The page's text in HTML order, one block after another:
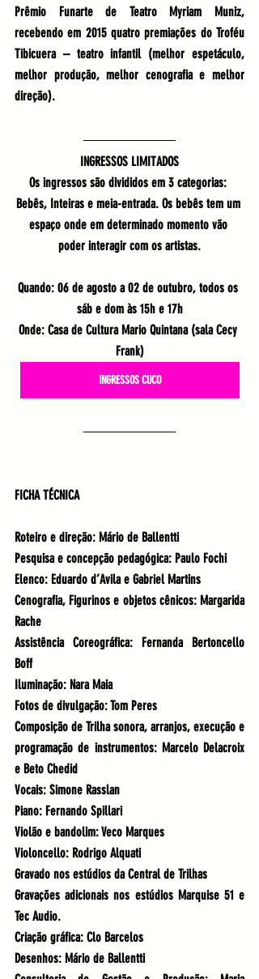
Prêmio Funarte de Teatro Myriam Muniz,
recebendo em 2015 quatro premiações do Troféu
Tibicuera – teatro infantil (melhor espetáculo,
melhor produção, melhor cenografia e melhor
direção).
INGRESSOS LIMITADOS
Os ingressos são divididos em 3 categorias:
Bebês, Inteiras e meia-entrada. Os bebês tem um
espaço onde em determinado momento vão
poder interagir com os artistas.
Quando: 06 de agosto a 02 de outubro, todos os
sáb e dom às 15h e 17h
Onde: Casa de Cultura Mario Quintana (sala Cecy
Frank)
INGRESSOS CUCO
FICHA TÉCNICA
Roteiro e direção: Mário de Ballentti
Pesquisa e concepção pedagógica: Paulo Fochi
Elenco: Eduardo d’Avila e Gabriel Martins
Cenografia, Figurinos e objetos cênicos: Margarida
Rache
Assistência Coreográfica: Fernanda Bertoncello
Boff
Iluminação: Nara Maia
Fotos de divulgação: Tom Peres
Composição de Trilha sonora, arranjos, execução e
programação de instrumentos: Marcelo Delacroix
e Beto Chedid
Vocais: Simone Rasslan
Piano: Fernando Spillari
Violão e bandolim: Veco Marques
Violoncello: Rodrigo Alquati
Gravado nos estúdios da Central de Trilhas
Gravações adicionais nos estúdios Marquise 51 e
Tec Audio.
Criação gráfica: Clo Barcelos
Desenhos: Mário de Ballentti